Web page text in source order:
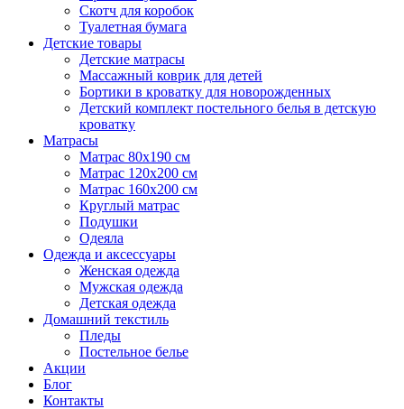
Скотч для коробок
Туалетная бумага
Детские товары
Детские матрасы
Массажный коврик для детей
Бортики в кроватку для новорожденных
Детский комплект постельного белья в детскую
кроватку
Матрасы
Матрас 80х190 см
Матраc 120х200 см
Матрас 160х200 см
Круглый матрас
Подушки
Одеяла
Одежда и аксессуары
Женская одежда
Мужская одежда
Детская одежда
Домашний текстиль
Пледы
Постельное белье
Акции
Блог
Контакты